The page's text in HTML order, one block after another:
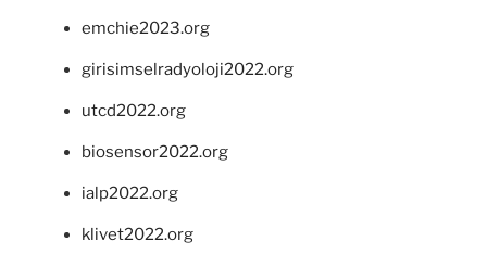
emchie2023.org
girisimselradyoloji2022.org
utcd2022.org
biosensor2022.org
ialp2022.org
klivet2022.org